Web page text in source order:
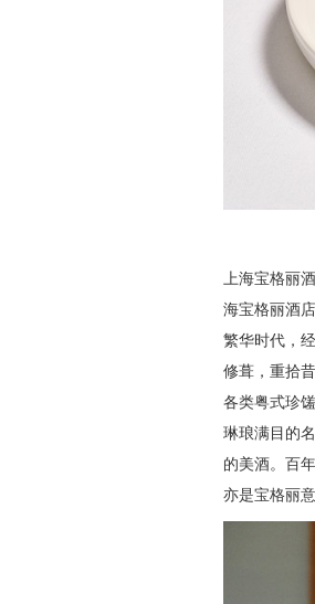
上海宝格丽
海宝格丽酒
繁华时代，
修葺，重拾
各类粤式珍
琳琅满目的
的美酒。百
亦是宝格丽